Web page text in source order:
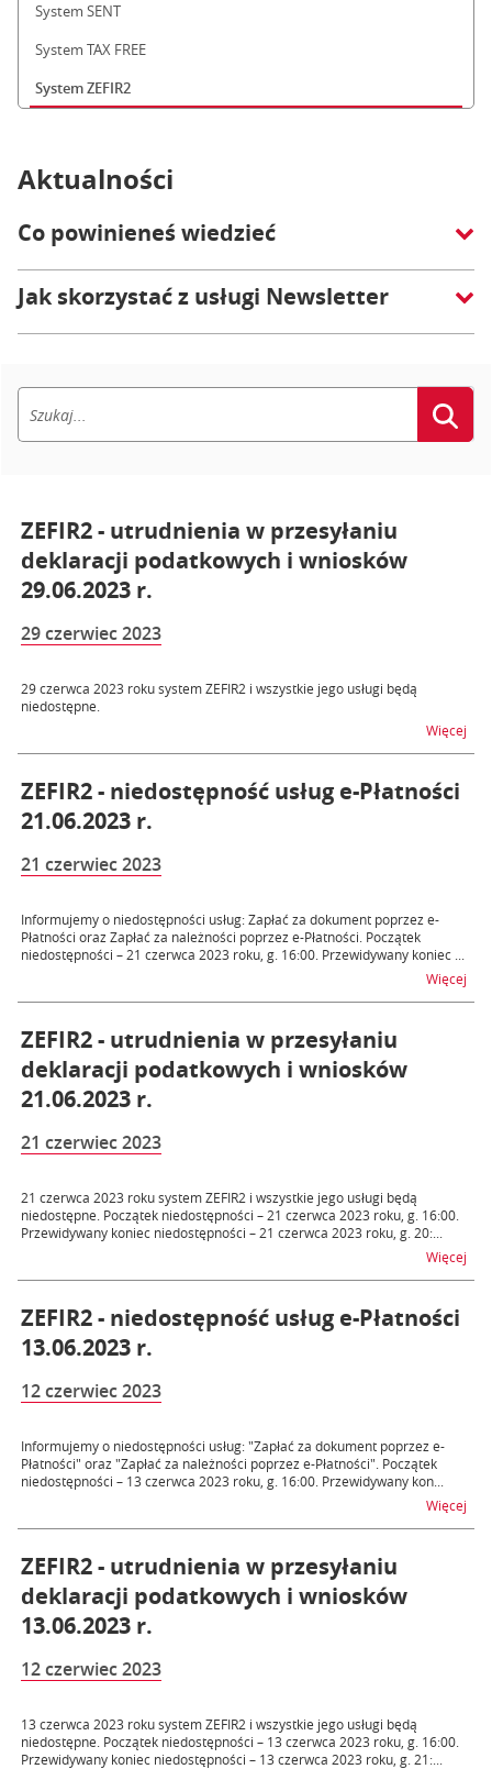
System SENT
System TAX FREE
System ZEFIR2
Aktualności
Co powinieneś wiedzieć
Jak skorzystać z usługi Newsletter
ZEFIR2 - utrudnienia w przesyłaniu
deklaracji podatkowych i wniosków
29.06.2023 r.
29 czerwiec 2023
29 czerwca 2023 roku system ZEFIR2 i wszystkie jego usługi będą
niedostępne.
Więcej
ZEFIR2 - niedostępność usług e-Płatności
21.06.2023 r.
21 czerwiec 2023
Informujemy o niedostępności usług: Zapłać za dokument poprzez e-
Płatności oraz Zapłać za należności poprzez e-Płatności. Początek
niedostępności – 21 czerwca 2023 roku, g. 16:00. Przewidywany koniec ...
Więcej
ZEFIR2 - utrudnienia w przesyłaniu
deklaracji podatkowych i wniosków
21.06.2023 r.
21 czerwiec 2023
21 czerwca 2023 roku system ZEFIR2 i wszystkie jego usługi będą
niedostępne. Początek niedostępności – 21 czerwca 2023 roku, g. 16:00.
Przewidywany koniec niedostępności – 21 czerwca 2023 roku, g. 20:...
Więcej
ZEFIR2 - niedostępność usług e-Płatności
13.06.2023 r.
12 czerwiec 2023
Informujemy o niedostępności usług: "Zapłać za dokument poprzez e-
Płatności" oraz "Zapłać za należności poprzez e-Płatności". Początek
niedostępności – 13 czerwca 2023 roku, g. 16:00. Przewidywany kon...
Więcej
ZEFIR2 - utrudnienia w przesyłaniu
deklaracji podatkowych i wniosków
13.06.2023 r.
12 czerwiec 2023
13 czerwca 2023 roku system ZEFIR2 i wszystkie jego usługi będą
niedostępne. Początek niedostępności – 13 czerwca 2023 roku, g. 16:00.
Przewidywany koniec niedostępności – 13 czerwca 2023 roku, g. 21:...